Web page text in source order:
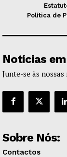
Política de
Notícias
Junte-se às nossas
Sobre Nós:
Contactos